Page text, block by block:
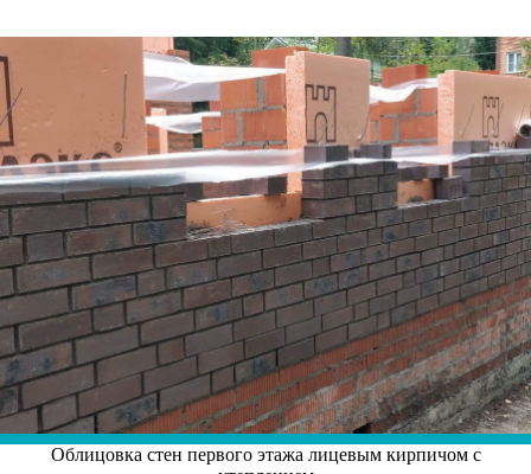
Облицовка стен первого этажа лицевым кирпичом с